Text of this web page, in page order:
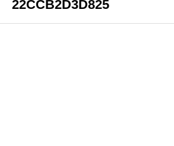
22CCB2D3D825